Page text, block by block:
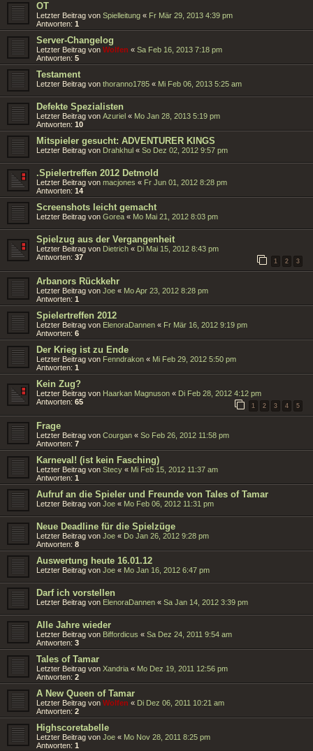
OT
Letzter Beitrag von Spielleitung « Fr Mär 29, 2013 4:39 pm
Antworten: 1
Server-Changelog
Letzter Beitrag von Wolfen « Sa Feb 16, 2013 7:18 pm
Antworten: 5
Testament
Letzter Beitrag von thoranno1785 « Mi Feb 06, 2013 5:25 am
Defekte Spezialisten
Letzter Beitrag von Azuriel « Mo Jan 28, 2013 5:19 pm
Antworten: 10
Mitspieler gesucht: ADVENTURER KINGS
Letzter Beitrag von Drahkhul « So Dez 02, 2012 9:57 pm
.Spielertreffen 2012 Detmold
Letzter Beitrag von macjones « Fr Jun 01, 2012 8:28 pm
Antworten: 14
Screenshots leicht gemacht
Letzter Beitrag von Gorea « Mo Mai 21, 2012 8:03 pm
Spielzug aus der Vergangenheit
Letzter Beitrag von Dietrich « Di Mai 15, 2012 8:43 pm
Antworten: 37
1 2 3
Arbanors Rückkehr
Letzter Beitrag von Joe « Mo Apr 23, 2012 8:28 pm
Antworten: 1
Spielertreffen 2012
Letzter Beitrag von ElenoraDannen « Fr Mär 16, 2012 9:19 pm
Antworten: 6
Der Krieg ist zu Ende
Letzter Beitrag von Fenndrakon « Mi Feb 29, 2012 5:50 pm
Antworten: 1
Kein Zug?
Letzter Beitrag von Haarkan Magnuson « Di Feb 28, 2012 4:12 pm
Antworten: 65
1 2 3 4 5
Frage
Letzter Beitrag von Courgan « So Feb 26, 2012 11:58 pm
Antworten: 7
Karneval! (ist kein Fasching)
Letzter Beitrag von Stecy « Mi Feb 15, 2012 11:37 am
Antworten: 1
Aufruf an die Spieler und Freunde von Tales of Tamar
Letzter Beitrag von Joe « Mo Feb 06, 2012 11:31 pm
Neue Deadline für die Spielzüge
Letzter Beitrag von Joe « Do Jan 26, 2012 9:28 pm
Antworten: 8
Auswertung heute 16.01.12
Letzter Beitrag von Joe « Mo Jan 16, 2012 6:47 pm
Darf ich vorstellen
Letzter Beitrag von ElenoraDannen « Sa Jan 14, 2012 3:39 pm
Alle Jahre wieder
Letzter Beitrag von Biffordicus « Sa Dez 24, 2011 9:54 am
Antworten: 3
Tales of Tamar
Letzter Beitrag von Xandria « Mo Dez 19, 2011 12:56 pm
Antworten: 2
A New Queen of Tamar
Letzter Beitrag von Wolfen « Di Dez 06, 2011 10:21 am
Antworten: 2
Highscoretabelle
Letzter Beitrag von Joe « Mo Nov 28, 2011 8:25 pm
Antworten: 1